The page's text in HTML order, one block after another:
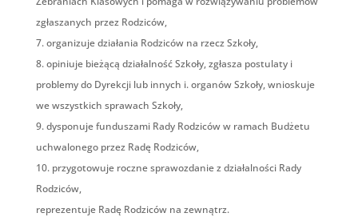
zgłaszanych przez Rodziców,
organizuje działania Rodziców na rzecz Szkoły,
opiniuje bieżącą działalność Szkoły, zgłasza postulaty i
problemy do Dyrekcji lub innych i. organów Szkoły, wnioskuje
we wszystkich sprawach Szkoły,
dysponuje funduszami Rady Rodziców w ramach Budżetu
uchwalonego przez Radę Rodziców,
przygotowuje roczne sprawozdanie z działalności Rady
Rodziców,
reprezentuje Radę Rodziców na zewnątrz.